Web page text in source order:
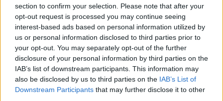
section to confirm your selection. Please note that after your
opt-out request is processed you may continue seeing
interest-based ads based on personal information utilized by
us or personal information disclosed to third parties prior to
your opt-out. You may separately opt-out of the further
disclosure of your personal information by third parties on the
IAB’s list of downstream participants. This information may
also be disclosed by us to third parties on the IAB’s List of
Downstream Participants that may further disclose it to other
Kövess minket, és értesülj a friss hírekről a
Facebookon is!